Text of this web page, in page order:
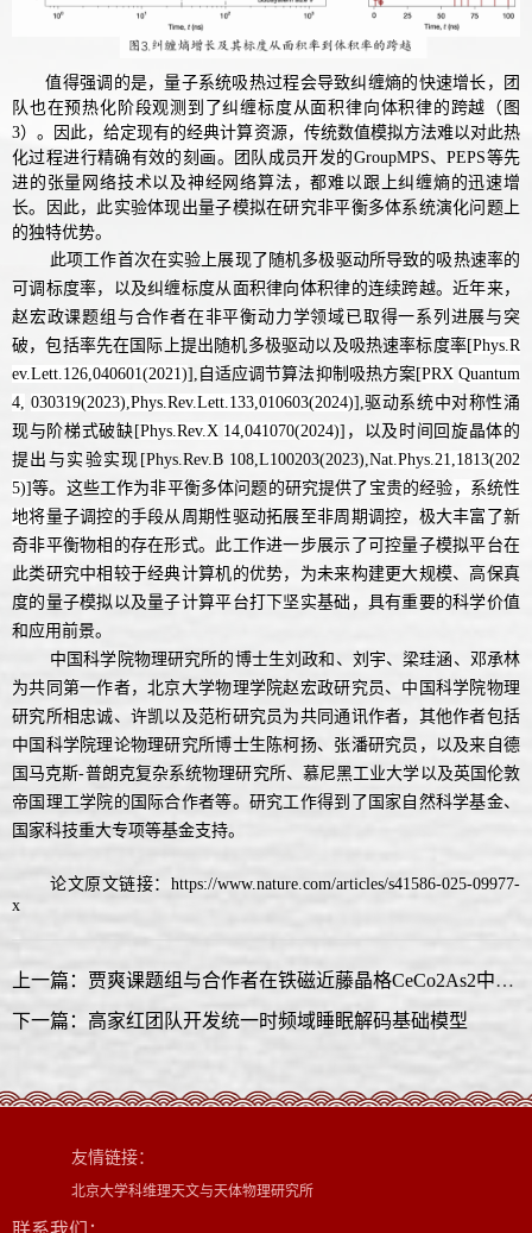
值得强调的是，量子系统吸热过程会导致纠缠熵的快速增长，
团
队也在预热化阶段观测到了纠缠标度从面积律向体积律的跨越（图
3）。因此，给定现有的经典计算资源，传统数值模拟方法难以对此热
化过程进行精确有效的刻画。团队成员开发的GroupMPS、PEPS等先
进的张量网络技术以及神经网络算法，都难以跟上纠缠熵的迅速增
长。因此，此实验体现出量子模拟在研究非平衡多体系统演化问题上
的独特优势。
此项工作首次在实验上展现了随机多极驱动所导致的吸热速率的
可调标度率，以及纠缠标度从面积律向体积律的连续跨越。近年来，
赵宏政课题组与合作者在非平衡动力学领域已取得一系列进展与突
破，包括率先在国际上提出随机多极驱动以及吸热速率标度率[Phys.R
ev.Lett.126,040601(2021)] ,自适应调节算法抑制吸热方案[PRX Quantum
4, 030319(2023),Phys.Rev.Lett.133,010603(2024)] ,驱动系统中对称性涌
现与阶梯式破缺[Phys.Rev.X 14,041070(2024)] ，以及时间回旋晶体的
提出与实验实现 [Phys.Rev.B 108,L100203(2023),Nat.Phys.21,1813(202
5)]等。 这些工作为非平衡多体问题的研究提供了宝贵的经验 ，系统性
地将量子调控的手段从周期性驱动拓展至非周期调控，极大丰富了新
奇非平衡物相的存在形式。此工作进一步展示了可控量子模拟平台在
此类研究中相较于经典计算机的优势，为未来构建更大规模、高保真
度的量子模拟以及量子计算平台打下坚实基础，具有重要的科学价值
和应用前景。
中国科学院物理研究所的博士生刘政和、刘宇、梁珪涵、邓承林
为共同第一作者，北京大学物理学院赵宏政研究员、 中国科学院物理
研究所相忠诚、许凯以及范桁研究员为共同通讯作者，其他作者包括
中国科学院理论物理研究所博士生陈柯扬、张潘研究员，以及来自德
国马克斯-普朗克复杂系统物理研究所、慕尼黑工业大学以及英国伦敦
帝国理工学院的国际合作者等。研究工作得到了 国家自然科学基金、
国家科技重大专项等基金支持。
论文原文链接： https://www.nature.com/articles/s41586-025-09977-
x
上一篇：贾爽课题组与合作者在铁磁近藤晶格CeCo2As2中观测到了增强的反常能斯特效应
下一篇：高家红团队开发统一时频域睡眠解码基础模型
友情链接：
北京大学科维理天文与天体物理研究所